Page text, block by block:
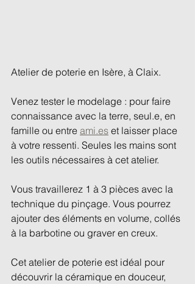
Atelier de poterie en Isère, à Claix.
Venez tester le modelage : pour faire
connaissance avec la terre, seul.e, en
famille ou entre ami.es et laisser place
à votre ressenti. Seules les mains sont
les outils nécessaires à cet atelier.
Vous travaillerez 1 à 3 pièces avec la
technique du pinçage. Vous pourrez
ajouter des éléments en volume, collés
à la barbotine ou graver en creux.
Cet atelier de poterie est idéal pour
découvrir la céramique en douceur,